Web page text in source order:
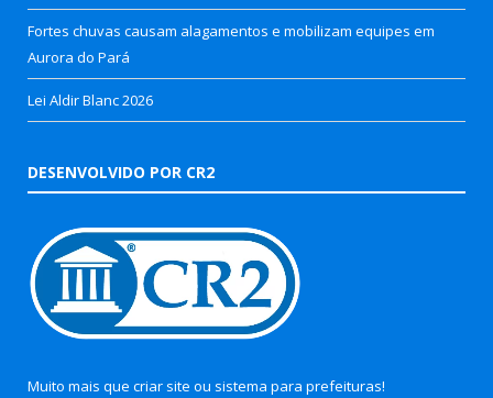
Fortes chuvas causam alagamentos e mobilizam equipes em
Aurora do Pará
Lei Aldir Blanc 2026
DESENVOLVIDO POR CR2
Muito mais que criar site ou sistema para prefeituras!